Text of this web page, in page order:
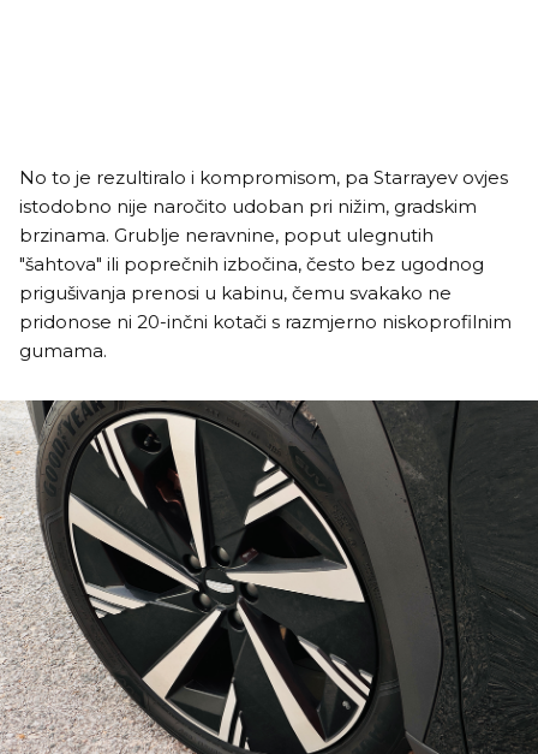
No to je rezultiralo i kompromisom, pa Starrayev ovjes
istodobno nije naročito udoban pri nižim, gradskim
brzinama. Grublje neravnine, poput ulegnutih
"šahtova" ili poprečnih izbočina, često bez ugodnog
prigušivanja prenosi u kabinu, čemu svakako ne
pridonose ni 20-inčni kotači s razmjerno niskoprofilnim
gumama.